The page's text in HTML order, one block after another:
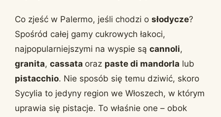
Co zjeść w Palermo, jeśli chodzi o słodycze?
Spośród całej gamy cukrowych łakoci,
najpopularniejszymi na wyspie są cannoli,
granita, cassata oraz paste di mandorla lub
pistacchio. Nie sposób się temu dziwić, skoro
Sycylia to jedyny region we Włoszech, w którym
uprawia się pistacje. To właśnie one – obok